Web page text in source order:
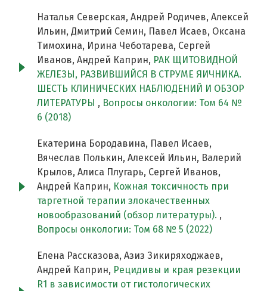
Наталья Северская, Андрей Родичев, Алексей
Ильин, Дмитрий Семин, Павел Исаев, Оксана
Тимохина, Ирина Чеботарева, Сергей
Иванов, Андрей Каприн, РАК ЩИТОВИДНОЙ
ЖЕЛЕЗЫ, РАЗВИВШИЙСЯ В СТРУМЕ ЯИЧНИКА.
ШЕСТЬ КЛИНИЧЕСКИХ НАБЛЮДЕНИЙ И ОБЗОР
ЛИТЕРАТУРЫ , Вопросы онкологии: Том 64 №
6 (2018)
Екатерина Бородавина, Павел Исаев,
Вячеслав Полькин, Алексей Ильин, Валерий
Крылов, Алиса Плугарь, Сергей Иванов,
Андрей Каприн, Кожная токсичность при
таргетной терапии злокачественных
новообразований (обзор литературы). ,
Вопросы онкологии: Том 68 № 5 (2022)
Елена Рассказова, Азиз Зикиряходжаев,
Андрей Каприн, Рецидивы и края резекции
R1 в зависимости от гистологических